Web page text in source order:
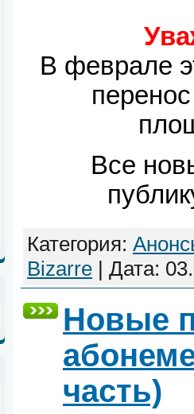
В феврале
Все
Категория:
Bizarre | Дата:
Новые
часть)